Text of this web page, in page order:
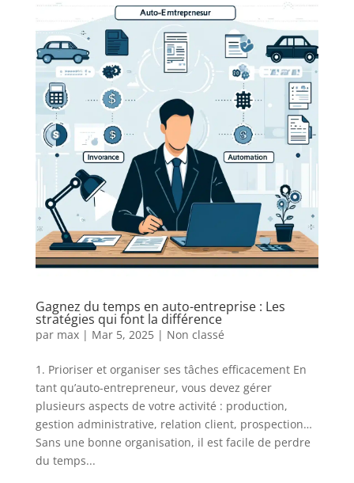
Gagnez du temps en auto-entreprise : Les
stratégies qui font la différence
par max| Mar 5, 2025| Non classé
1. Prioriser et organiser ses tâches efficacement En
tant qu’auto-entrepreneur, vous devez gérer
plusieurs aspects de votre activité : production,
gestion administrative, relation client, prospection…
Sans une bonne organisation, il est facile de perdre
du temps...